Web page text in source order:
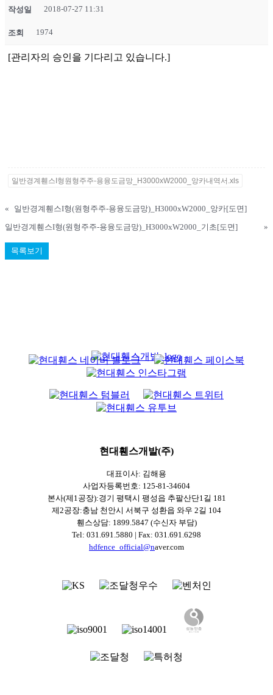
작성일 2018-07-27 11:31
조회 1974
[관리자의 승인을 기다리고 있습니다.]
일반경계휀스I형원형주주-용융도금망_H3000xW2000_앙카내역서.xls
«
일반경계휀스I형(원형주주-용융도금망)_H3000xW2000_앙카[도면]
일반경계휀스I형(원형주주-용융도금망)_H3000xW2000_기초[도면]
»
목록보기
현대휀스개발(주)
대표이사: 김해용
사업자등록번호: 125-81-34604
본사(제1공장):경기 평택시 팽성읍 추팔산단1길 181
제2공장:충남 천안시 서북구 성환읍 와우 2길 104
휀스상담: 1899.5847 (수신자 부담)
Tel: 031.691.5880 | Fax: 031.691.6298
hdfence_official@naver.com